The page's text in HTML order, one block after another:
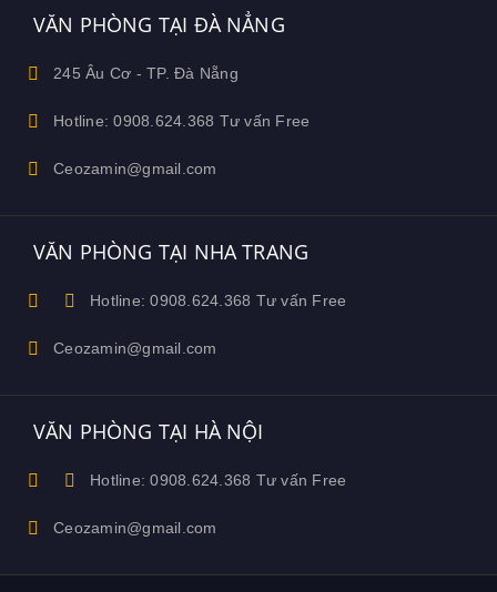
VĂN PHÒNG TẠI ĐÀ NẲNG
245 Âu Cơ - TP. Đà Nẵng
Hotline: 0908.624.368 Tư vấn Free
Ceozamin@gmail.com
VĂN PHÒNG TẠI NHA TRANG
Hotline: 0908.624.368 Tư vấn Free
Ceozamin@gmail.com
VĂN PHÒNG TẠI HÀ NỘI
Hotline: 0908.624.368 Tư vấn Free
Ceozamin@gmail.com